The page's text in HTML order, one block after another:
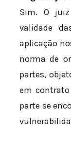
Sim. O
validade
aplicação
norma de
partes,
em
parte se